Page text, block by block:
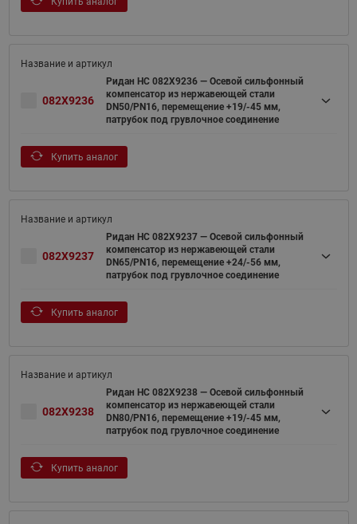
082X9236
Ридан НС 082X9236 — Осевой сильфонный
компенсатор из нержавеющей стали
DN50/PN16, перемещение +19/-45 мм,
патрубок под грувлочное соединение
Купить аналог
082X9237
Ридан НС 082X9237 — Осевой сильфонный
компенсатор из нержавеющей стали
DN65/PN16, перемещение +24/-56 мм,
патрубок под грувлочное соединение
Купить аналог
082X9238
Ридан НС 082X9238 — Осевой сильфонный
компенсатор из нержавеющей стали
DN80/PN16, перемещение +19/-45 мм,
патрубок под грувлочное соединение
Купить аналог